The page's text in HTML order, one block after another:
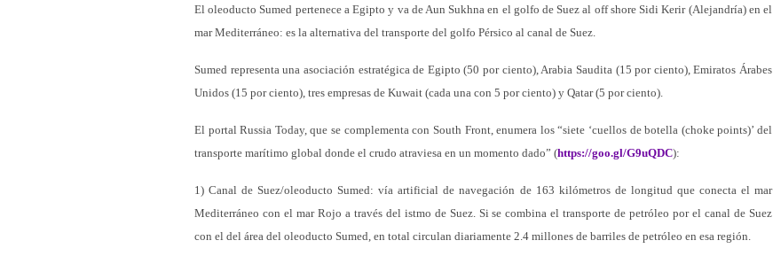
El oleoducto Sumed pertenece a Egipto y va de Aun Sukhna en el golfo de Suez al off shore Sidi Kerir (Alejandría) en el
mar Mediterráneo: es la alternativa del transporte del golfo Pérsico al canal de Suez.
Sumed representa una asociación estratégica de Egipto (50 por ciento), Arabia Saudita (15 por ciento), Emiratos Árabes
Unidos (15 por ciento), tres empresas de Kuwait (cada una con 5 por ciento) y Qatar (5 por ciento).
El portal Russia Today, que se complementa con South Front, enumera los “siete ‘cuellos de botella (choke points)’ del
transporte marítimo global donde el crudo atraviesa en un momento dado” (https://goo.gl/G9uQDC):
1) Canal de Suez/oleoducto Sumed: vía artificial de navegación de 163 kilómetros de longitud que conecta el mar
Mediterráneo con el mar Rojo a través del istmo de Suez. Si se combina el transporte de petróleo por el canal de Suez
con el del área del oleoducto Sumed, en total circulan diariamente 2.4 millones de barriles de petróleo en esa región.